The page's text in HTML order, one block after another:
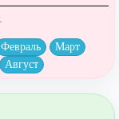
Февраль
Март
Август